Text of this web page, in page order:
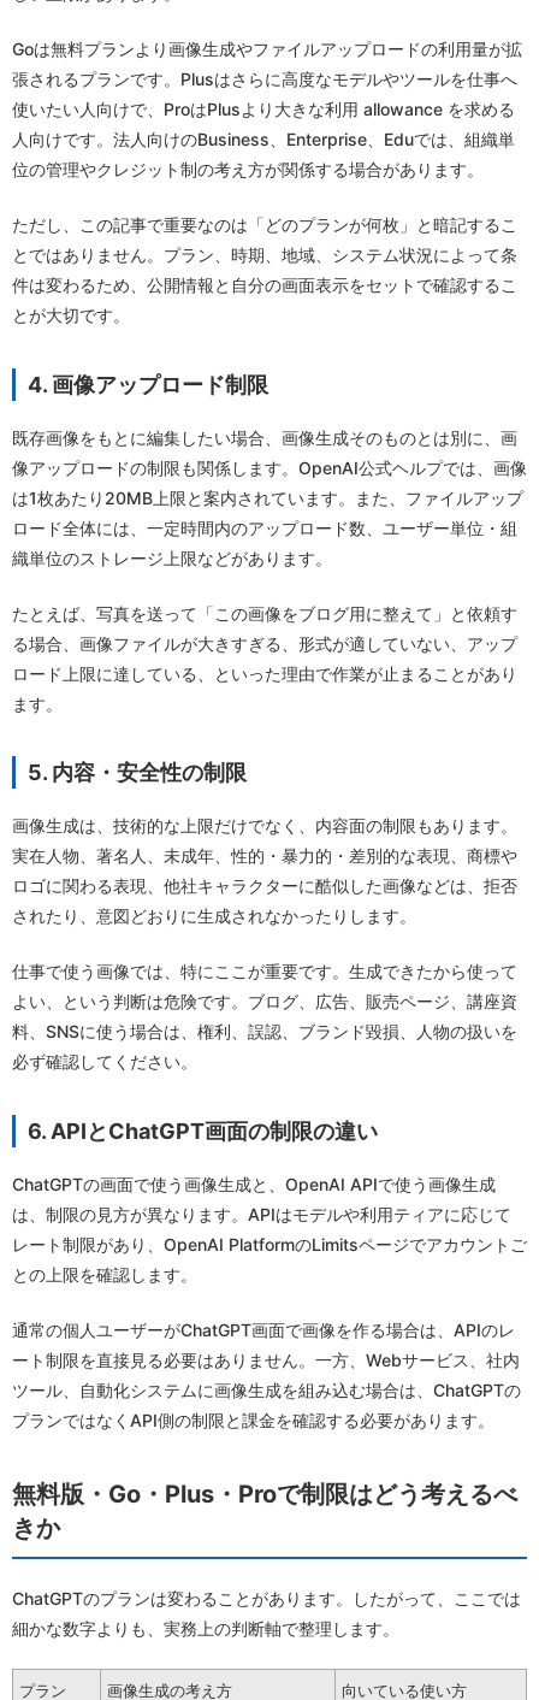
Goは無料プランより画像生成やファイルアップロードの利用量が拡
張されるプランです。Plusはさらに高度なモデルやツールを仕事へ
使いたい人向けで、ProはPlusより大きな利用 allowance を求める
人向けです。法人向けのBusiness、Enterprise、Eduでは、組織単
位の管理やクレジット制の考え方が関係する場合があります。
ただし、この記事で重要なのは「どのプランが何枚」と暗記するこ
とではありません。プラン、時期、地域、システム状況によって条
件は変わるため、公開情報と自分の画面表示をセットで確認するこ
とが大切です。
4. 画像アップロード制限
既存画像をもとに編集したい場合、画像生成そのものとは別に、画
像アップロードの制限も関係します。OpenAI公式ヘルプでは、画像
は1枚あたり20MB上限と案内されています。また、ファイルアップ
ロード全体には、一定時間内のアップロード数、ユーザー単位・組
織単位のストレージ上限などがあります。
たとえば、写真を送って「この画像をブログ用に整えて」と依頼す
る場合、画像ファイルが大きすぎる、形式が適していない、アップ
ロード上限に達している、といった理由で作業が止まることがあり
ます。
5. 内容・安全性の制限
画像生成は、技術的な上限だけでなく、内容面の制限もあります。
実在人物、著名人、未成年、性的・暴力的・差別的な表現、商標や
ロゴに関わる表現、他社キャラクターに酷似した画像などは、拒否
されたり、意図どおりに生成されなかったりします。
仕事で使う画像では、特にここが重要です。生成できたから使って
よい、という判断は危険です。ブログ、広告、販売ページ、講座資
料、SNSに使う場合は、権利、誤認、ブランド毀損、人物の扱いを
必ず確認してください。
6. APIとChatGPT画面の制限の違い
ChatGPTの画面で使う画像生成と、OpenAI APIで使う画像生成
は、制限の見方が異なります。APIはモデルや利用ティアに応じて
レート制限があり、OpenAI PlatformのLimitsページでアカウントご
との上限を確認します。
通常の個人ユーザーがChatGPT画面で画像を作る場合は、APIのレ
ート制限を直接見る必要はありません。一方、Webサービス、社内
ツール、自動化システムに画像生成を組み込む場合は、ChatGPTの
プランではなくAPI側の制限と課金を確認する必要があります。
無料版・Go・Plus・Proで制限はどう考えるべ
きか
ChatGPTのプランは変わることがあります。したがって、ここでは
細かな数字よりも、実務上の判断軸で整理します。
プラン 画像生成の考え方 向いている使い方